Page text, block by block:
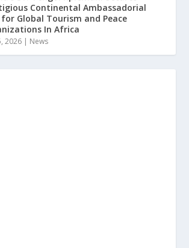
Continental Ambassadorial
for Global Tourism and Peace
In Africa
2026 News